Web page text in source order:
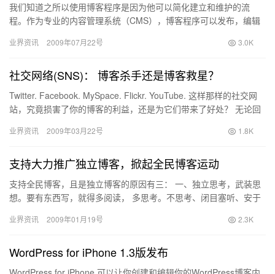
我们知道之所以使用博客程序是因为他可以简化建立和维护的流
程。作为专业的内容管理系统（CMS），博客程序可以发布，编辑
业界资讯 2009年07月22号 3.0K
社交网络(SNS)： 博客杀手还是博客救星？
Twitter. Facebook. MySpace. Flickr. YouTube. 这样那样的社交网
站，究竟损害了你的博客的利益，还是为它们带来了好处？ 无论回
业界资讯 2009年03月22号 1.8K
支持大力推广独立博客，掀起全民博客运动
支持全民博客，且是独立博客的原因有三： 一、独立思考，武装思
想。要有东西写，就得多阅读， 多思考。不思考、闭目塞听、安于
业界资讯 2009年01月19号 2.3K
WordPress for iPhone 1.3版发布